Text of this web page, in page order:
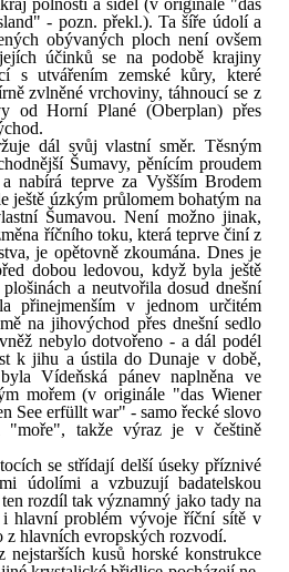
polností a sídel (v originále "das
- pozn. překl.). Ta šíře údolí a
obývaných ploch není ovšem
účinků se na podobě krajiny
s utvářením zemské kůry, které
zvlněné vrchoviny, táhnoucí se z
od Horní Plané (Oberplan) přes
dál svůj vlastní směr. Těsným
Šumavy, pěnícím proudem
nabírá teprve za Vyšším Brodem
ještě úzkým průlomem bohatým na
Šumavou. Není možno jinak,
říčního toku, která teprve činí z
je opětovně zkoumána. Dnes je
dobou ledovou, když byla ještě
a neutvořila dosud dnešní
přinejmenším v jednom určitém
na jihovýchod přes dnešní sedlo
nebylo dotvořeno - a dál podél
k jihu a ústila do Dunaje v době,
Vídeňská pánev naplněna ve
mořem (v originále "das Wiener
See erfüllt war" - samo řecké slovo
"moře", takže výraz je v češtině
se střídají delší úseky příznivé
údolími a vzbuzují badatelskou
rozdíl tak významný jako tady na
hlavní problém vývoje říční sítě v
z hlavních evropských rozvodí.
kusů horské konstrukce